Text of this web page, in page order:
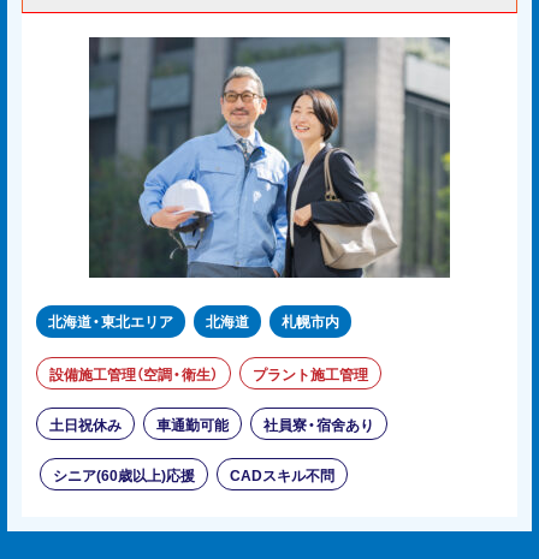
北海道・東北エリア 北海道 札幌市内
設備施工管理（空調・衛生） プラント施工管理
土日祝休み 車通勤可能 社員寮・宿舍あり
シニア(60歳以上)応援 CADスキル不問